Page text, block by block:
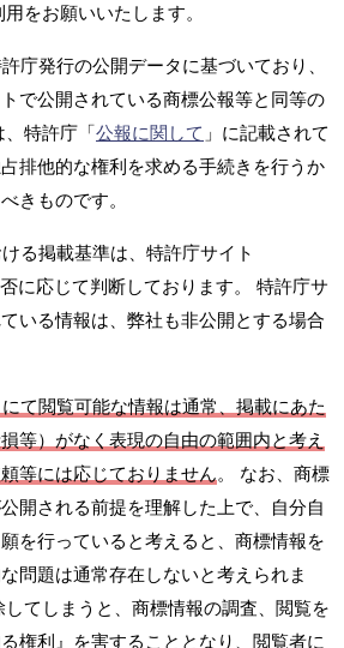
をお願いいたします。
庁発行の公開データに基づいており、
で公開されている商標公報等と同等の
、特許庁「公報に関して 」に記載されて
排他的な権利を求める手続きを行うか
きものです。
る掲載基準は、特許庁サイト
に応じて判断しております。 特許庁サ
いる情報は、弊社も非公開とする場合
て閲覧可能な情報は通常、掲載にあた
等）がなく表現の自由の範囲内と考え
等には応じておりません。 なお、商標
開される前提を理解した上で、自分自
を行っていると考えると、商標情報を
問題は通常存在しないと考えられま
てしまうと、商標情報の調査、閲覧を
権利』を害することとなり、閲覧者に